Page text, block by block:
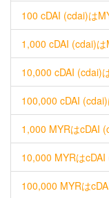
100 cDAI (cdai)は
1,000 cDAI (cdai)は
10,000 cDAI (cdai)
100,000 cDAI
1,000 MYRはcDAI
10,000 MYRは
100,000 MYRは